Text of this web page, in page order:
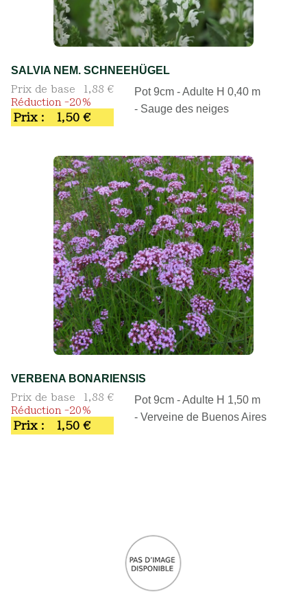
SALVIA NEM. SCHNEEHÜGEL
Prix de base
1,88 €
Réduction -20%
Prix : 1,50 €
Pot 9cm - Adulte H 0,40 m
- Sauge des neiges
VERBENA BONARIENSIS
Prix de base
1,88 €
Réduction -20%
Prix : 1,50 €
Pot 9cm - Adulte H 1,50 m
- Verveine de Buenos Aires